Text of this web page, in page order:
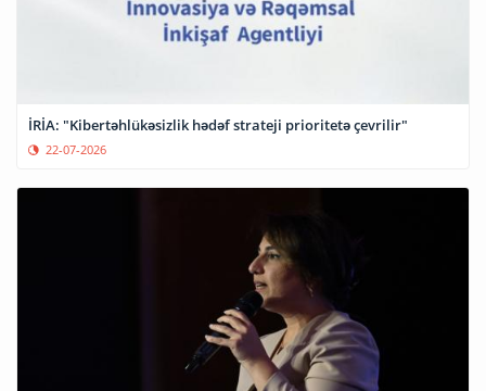
İRİA: "Kibertəhlükəsizlik hədəf strateji prioritetə çevrilir"
22-07-2026